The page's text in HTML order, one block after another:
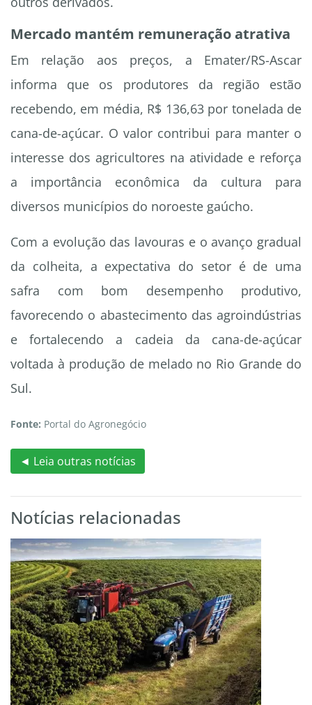
Mercado mantém remuneração atrativa
Em relação aos preços, a Emater/RS-Ascar
informa que os produtores da região estão
recebendo, em média, R$ 136,63 por tonelada de
cana-de-açúcar. O valor contribui para manter o
interesse dos agricultores na atividade e reforça
a importância econômica da cultura para
diversos municípios do noroeste gaúcho.
Com a evolução das lavouras e o avanço gradual
da colheita, a expectativa do setor é de uma
safra com bom desempenho produtivo,
favorecendo o abastecimento das agroindústrias
e fortalecendo a cadeia da cana-de-açúcar
voltada à produção de melado no Rio Grande do
Sul.
Fonte: Portal do Agronegócio
◄ Leia outras notícias
Notícias relacionadas